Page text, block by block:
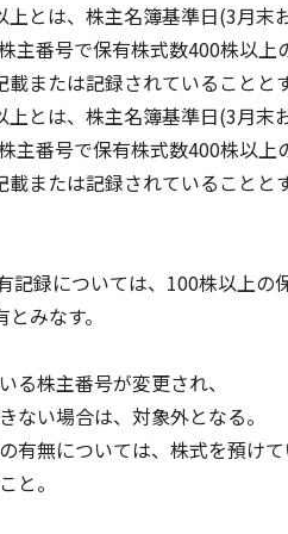
とは、株主名簿基準日(3月末
主番号で保有株式数400株以上
または記録されていることと
とは、株主名簿基準日(3月末
主番号で保有株式数400株以上
または記録されていることと
録については、100株以上の
みなす。
株主番号が変更され、
い場合は、対象外となる。
無については、株式を預けて
。